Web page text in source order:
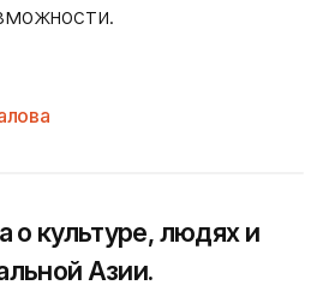
о культуре, людях и
Азии.